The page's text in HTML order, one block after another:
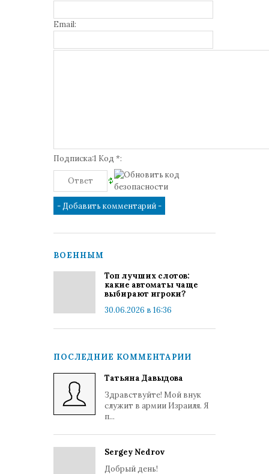
Email:
Подписка:1 Код *:
ВОЕННЫМ
Топ лучших слотов:
какие автоматы чаще
выбирают игроки?
30.06.2026 в 16:36
ПОСЛЕДНИЕ КОММЕНТАРИИ
Татьяна Давыдова
Здравствуйте! Мой внук
служит в армии Израиля. Я
п...
Sergey Nedrov
Добрый день!